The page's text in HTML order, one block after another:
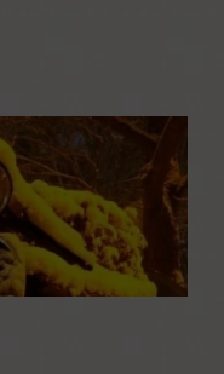
per
per E-Mail an uns.